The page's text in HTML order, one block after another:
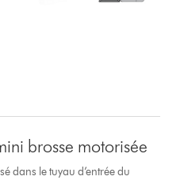
brosse motorisée
dans le tuyau d’entrée du